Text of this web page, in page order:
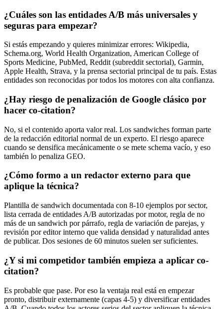
¿Cuáles son las entidades A/B más universales y
seguras para empezar?
Si estás empezando y quieres minimizar errores: Wikipedia,
Schema.org, World Health Organization, American College of
Sports Medicine, PubMed, Reddit (subreddit sectorial), Garmin,
Apple Health, Strava, y la prensa sectorial principal de tu país. Estas
entidades son reconocidas por todos los motores con alta confianza.
¿Hay riesgo de penalización de Google clásico por
hacer co-citation?
No, si el contenido aporta valor real. Los sandwiches forman parte
de la redacción editorial normal de un experto. El riesgo aparece
cuando se densifica mecánicamente o se mete schema vacío, y eso
también lo penaliza GEO.
¿Cómo formo a un redactor externo para que
aplique la técnica?
Plantilla de sandwich documentada con 8-10 ejemplos por sector,
lista cerrada de entidades A/B autorizadas por motor, regla de no
más de un sandwich por párrafo, regla de variación de parejas, y
revisión por editor interno que valida densidad y naturalidad antes
de publicar. Dos sesiones de 60 minutos suelen ser suficientes.
¿Y si mi competidor también empieza a aplicar co-
citation?
Es probable que pase. Por eso la ventaja real está en empezar
pronto, distribuir externamente (capas 4-5) y diversificar entidades